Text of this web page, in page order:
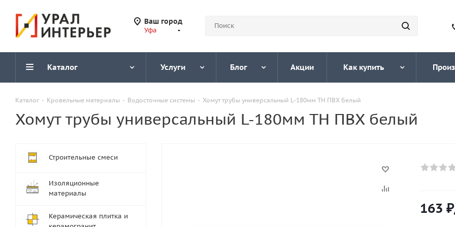
Ваш город
Уфа
Каталог Услуги Блог Акции Как купить
Каталог - Кровельные материалы - Водосточные системы - Хомут трубы универсальный L-180мм ТН ПВХ белый
Хомут трубы универсальный L-180мм ТН ПВХ белый
163 ₽
Строительные смеси
Изоляционные
материалы
Керамическая плитка и